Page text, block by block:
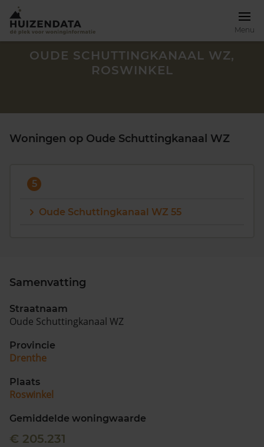
Menu
Vragen? Neem contact met ons op
088 220 4200
Maandag t/m vrijdag - 08:00 -18:00
OUDE SCHUTTINGKANAAL WZ,
ROSWINKEL
Woningen op Oude Schuttingkanaal WZ
5
Oude Schuttingkanaal WZ 55
Samenvatting
Straatnaam
Oude Schuttingkanaal WZ
Provincie
Drenthe
Plaats
Roswinkel
Gemiddelde woningwaarde
€ 205.231